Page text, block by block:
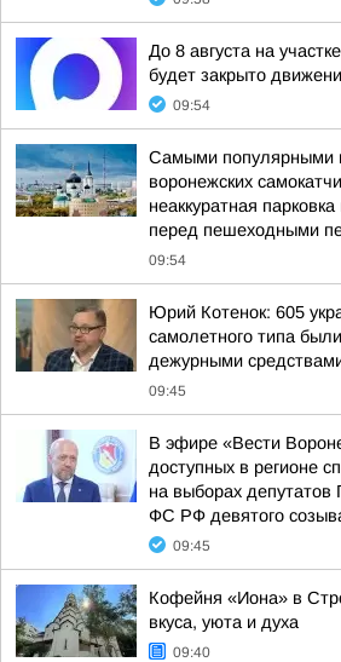
До 8 августа на
будет закрыто
09:54
Самыми популярными
воронежских
неаккуратная
перед пешеходными
09:54
Юрий Котенок: 605
самолетного типа
дежурными
09:45
В эфире «Вести
доступных в регионе
на выборах депутатов
ФС РФ девятого
09:45
Кофейня «Иона» в
вкуса, уюта и духа
09:40